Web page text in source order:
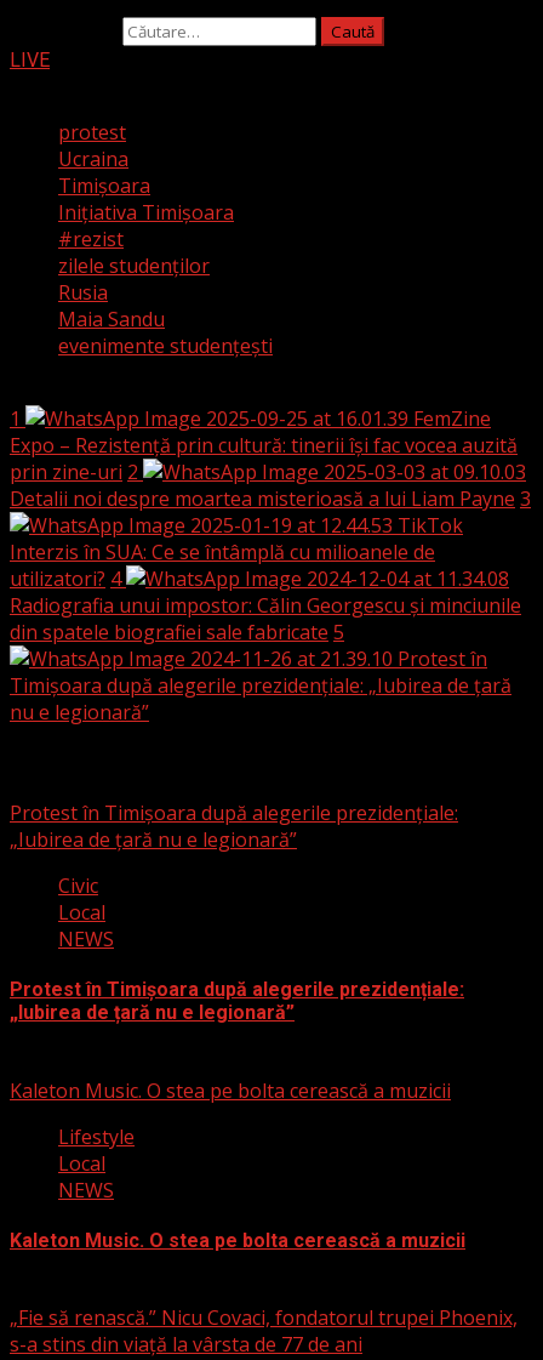
LIVE
protest
Ucraina
Timișoara
Iniţiativa Timişoara
#rezist
zilele studenților
Rusia
Maia Sandu
evenimente studențești
1
FemZine
Expo – Rezistență prin cultură: tinerii își fac vocea auzită
prin zine-uri 2
Detalii noi despre moartea misterioasă a lui Liam Payne 3
TikTok
Interzis în SUA: Ce se întâmplă cu milioanele de
utilizatori? 4
Radiografia unui impostor: Călin Georgescu și minciunile
din spatele biografiei sale fabricate 5
Protest în
Timișoara după alegerile prezidențiale: „Iubirea de țară
nu e legionară”
Protest în Timișoara după alegerile prezidențiale:
„Iubirea de țară nu e legionară”
Civic
Local
NEWS
Protest în Timișoara după alegerile prezidențiale:
„Iubirea de țară nu e legionară”
Kaleton Music. O stea pe bolta cerească a muzicii
Lifestyle
Local
NEWS
Kaleton Music. O stea pe bolta cerească a muzicii
„Fie să renască.” Nicu Covaci, fondatorul trupei Phoenix,
s-a stins din viață la vârsta de 77 de ani